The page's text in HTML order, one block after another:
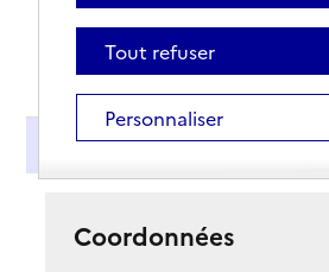
Présentation
Coordonnées
Tout refuser
Personnaliser